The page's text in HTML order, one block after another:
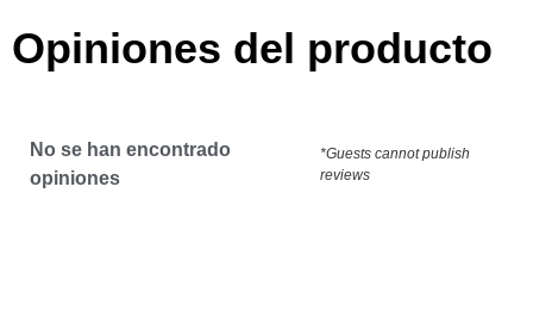
Opiniones del producto
No se han encontrado
opiniones
*Guests cannot publish
reviews